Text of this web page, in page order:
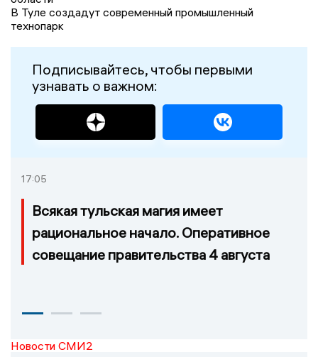
В Туле создадут современный промышленный
технопарк
Подписывайтесь, чтобы первыми
узнавать о важном:
17:05
Всякая тульская магия имеет
рациональное начало. Оперативное
совещание правительства 4 августа
Новости СМИ2